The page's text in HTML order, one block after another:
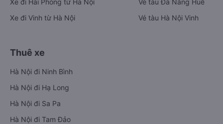
Xe đi Hải Phòng từ Hà Nội
Xe đi Vinh từ Hà Nội
Vé tàu Đà Nẵng Huế
Vé tàu Hà Nội Vinh
Thuê xe
Hà Nội đi Ninh Bình
Hà Nội đi Hạ Long
Hà Nội đi Sa Pa
Hà Nội đi Tam Đảo